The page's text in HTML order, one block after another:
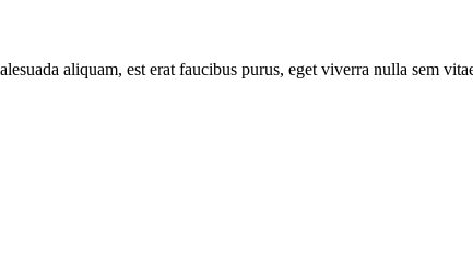
aliquam, est erat faucibus purus, eget viverra nulla sem